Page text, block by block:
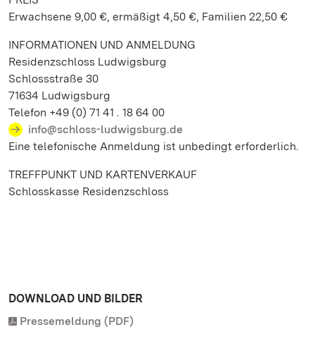
Erwachsene 9,00 €, ermäßigt 4,50 €, Familien 22,50 €
INFORMATIONEN UND ANMELDUNG
Residenzschloss Ludwigsburg
Schlossstraße 30
71634 Ludwigsburg
Telefon +49 (0) 71 41 . 18 64 00
info@schloss-ludwigsburg.de
Eine telefonische Anmeldung ist unbedingt erforderlich.
TREFFPUNKT UND KARTENVERKAUF
Schlosskasse Residenzschloss
DOWNLOAD UND BILDER
Pressemeldung (PDF)